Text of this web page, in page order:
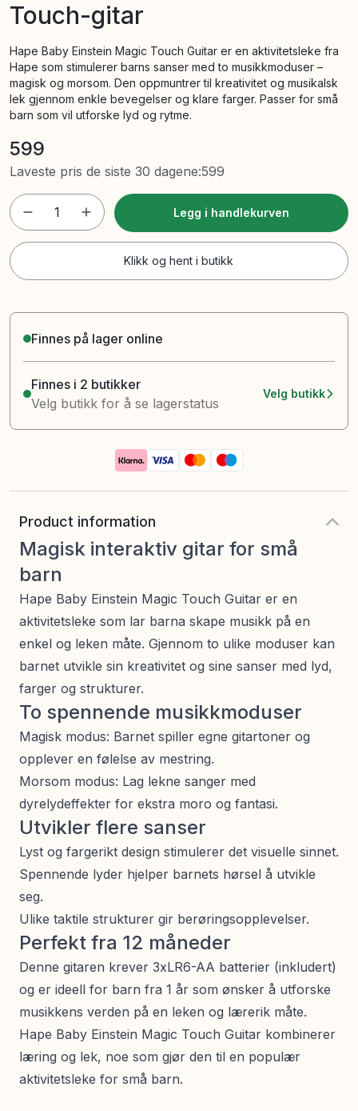
Touch-gitar
Hape Baby Einstein Magic Touch Guitar er en aktivitetsleke fra
Hape som stimulerer barns sanser med to musikkmoduser –
magisk og morsom. Den oppmuntrer til kreativitet og musikalsk
lek gjennom enkle bevegelser og klare farger. Passer for små
barn som vil utforske lyd og rytme.
599
Laveste pris de siste 30 dagene:599
1 Legg i handlekurven
Klikk og hent i butikk
Finnes på lager online
Finnes i 2 butikker
Velg butikk for å se lagerstatus
Velg butikk
Product information
Magisk interaktiv gitar for små
barn
Hape Baby Einstein Magic Touch Guitar er en
aktivitetsleke som lar barna skape musikk på en
enkel og leken måte. Gjennom to ulike moduser kan
barnet utvikle sin kreativitet og sine sanser med lyd,
farger og strukturer.
To spennende musikkmoduser
Magisk modus: Barnet spiller egne gitartoner og
opplever en følelse av mestring.
Morsom modus: Lag lekne sanger med
dyrelydeffekter for ekstra moro og fantasi.
Utvikler flere sanser
Lyst og fargerikt design stimulerer det visuelle sinnet.
Spennende lyder hjelper barnets hørsel å utvikle
seg.
Ulike taktile strukturer gir berøringsopplevelser.
Perfekt fra 12 måneder
Denne gitaren krever 3xLR6-AA batterier (inkludert)
og er ideell for barn fra 1 år som ønsker å utforske
musikkens verden på en leken og lærerik måte.
Hape Baby Einstein Magic Touch Guitar kombinerer
læring og lek, noe som gjør den til en populær
aktivitetsleke for små barn.